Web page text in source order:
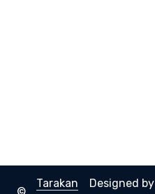
©
Tarakan
Designed by